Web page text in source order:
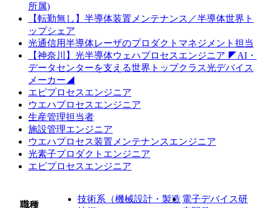
所属)
【転勤無し】半導体装置メンテナンス／半導体世界ト
ップシェア
光通信用半導体レーザのプロダクトマネジメント担当
【神奈川】光半導体ウェハプロセスエンジニア ◤AI・
データセンターを支える世界トップクラス光デバイス
メーカー◢
エピプロセスエンジニア
ウエハプロセスエンジニア
生産管理担当者
施設管理エンジニア
ウエハプロセス装置メンテナンスエンジニア
光素子プロダクトエンジニア
エピプロセスエンジニア
職種
技術系（機械設計・製造 電子デバイス研